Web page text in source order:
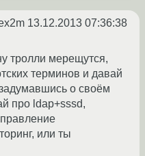
13.12.2013 07:36:38
тролли мерещутся,
терминов и давай
о своём
про ldap+sssd,
или ты